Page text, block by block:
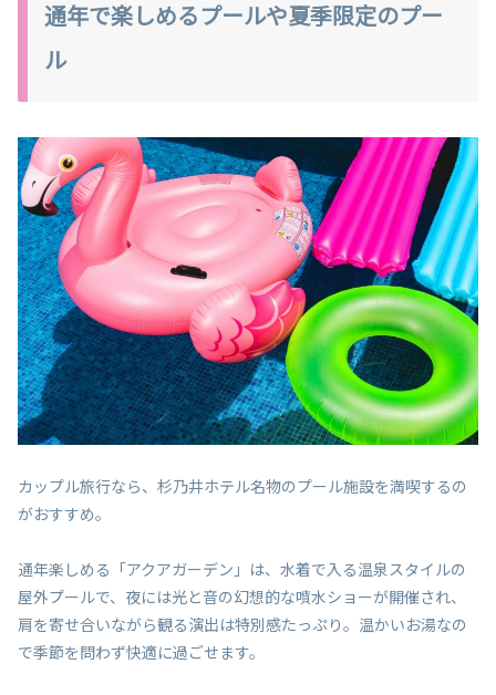
通年で楽しめるプールや夏季限定のプー
ル
カップル旅行なら、杉乃井ホテル名物のプール施設を満喫するの
がおすすめ。
通年楽しめる「アクアガーデン」は、水着で入る温泉スタイルの
屋外プールで、夜には光と音の幻想的な噴水ショーが開催され、
肩を寄せ合いながら観る演出は特別感たっぷり。温かいお湯なの
で季節を問わず快適に過ごせます。